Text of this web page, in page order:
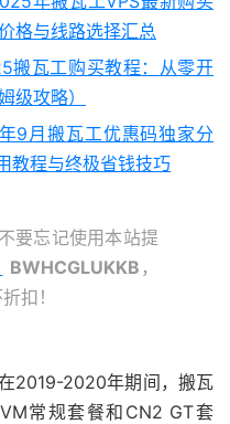
格与线路选择汇总
搬瓦工购买教程：从零开
级攻略）
9月搬瓦工优惠码独家分
教程与终极省钱技巧
要忘记使用本站提
BWHCGLUKKB ，
扣！
2019-2020年期间，搬瓦
常规套餐和CN2 GT套